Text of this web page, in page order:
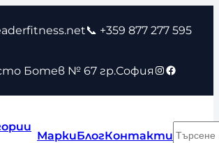
📞 +359 877 277 595
Ботев № 67 гр.София Instagram
Facebook
МаркиБлогКонтакти